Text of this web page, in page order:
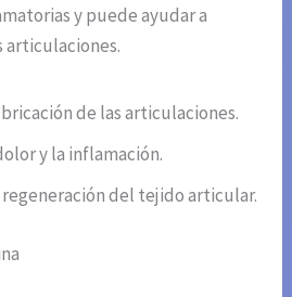
y puede ayudar a
articulaciones.
de las articulaciones.
y la inflamación.
regeneración del tejido articular.